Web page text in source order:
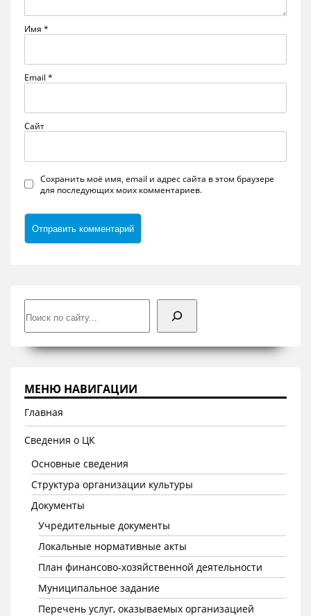
Имя *
Email *
Сайт
Сохранить моё имя, email и адрес сайта в этом браузере
для последующих моих комментариев.
МЕНЮ НАВИГАЦИИ
Главная
Сведения о ЦК
Основные сведения
Структура организации культуры
Документы
Учредительные документы
Локальные нормативные акты
План финансово-хозяйственной деятельности
Муниципальное задание
Перечень услуг, оказываемых организацией